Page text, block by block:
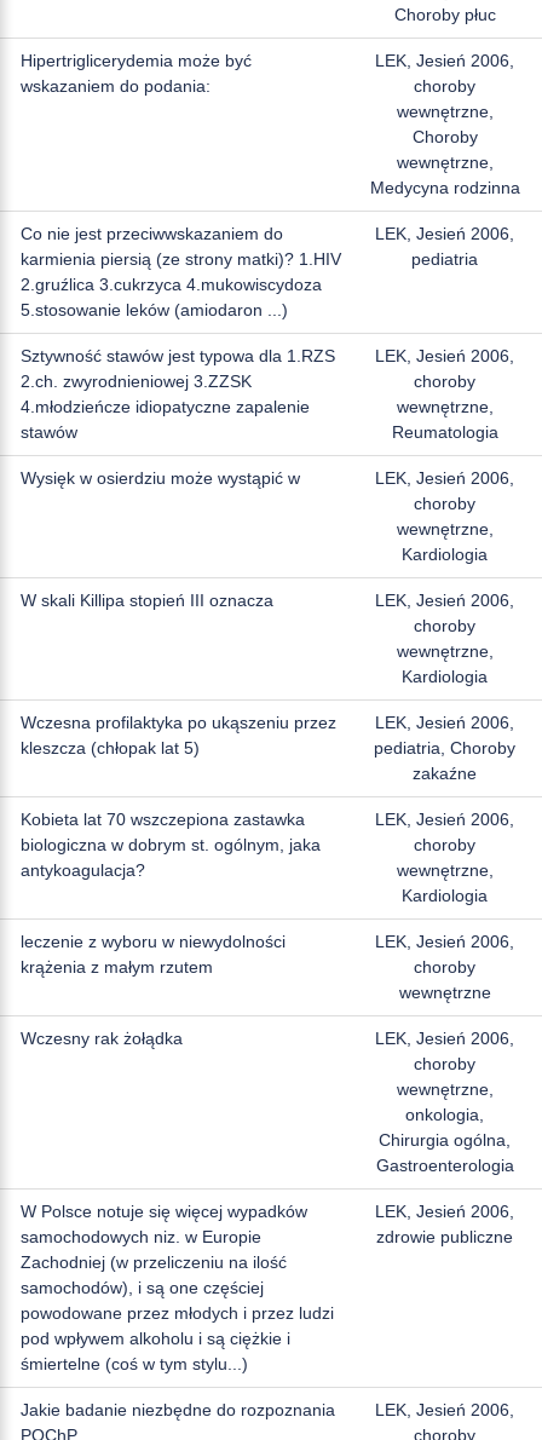
Choroby płuc
Hipertriglicerydemia może być
wskazaniem do podania:
LEK, Jesień 2006,
choroby
wewnętrzne,
Choroby
wewnętrzne,
Medycyna rodzinna
Co nie jest przeciwwskazaniem do
karmienia piersią (ze strony matki)? 1.HIV
2.gruźlica 3.cukrzyca 4.mukowiscydoza
5.stosowanie leków (amiodaron ...)
LEK, Jesień 2006,
pediatria
Sztywność stawów jest typowa dla 1.RZS
2.ch. zwyrodnieniowej 3.ZZSK
4.młodzieńcze idiopatyczne zapalenie
stawów
LEK, Jesień 2006,
choroby
wewnętrzne,
Reumatologia
Wysięk w osierdziu może wystąpić w
LEK, Jesień 2006,
choroby
wewnętrzne,
Kardiologia
W skali Killipa stopień III oznacza
LEK, Jesień 2006,
choroby
wewnętrzne,
Kardiologia
Wczesna profilaktyka po ukąszeniu przez
kleszcza (chłopak lat 5)
LEK, Jesień 2006,
pediatria, Choroby
zakaźne
Kobieta lat 70 wszczepiona zastawka
biologiczna w dobrym st. ogólnym, jaka
antykoagulacja?
LEK, Jesień 2006,
choroby
wewnętrzne,
Kardiologia
leczenie z wyboru w niewydolności
krążenia z małym rzutem
LEK, Jesień 2006,
choroby
wewnętrzne
Wczesny rak żołądka
LEK, Jesień 2006,
choroby
wewnętrzne,
onkologia,
Chirurgia ogólna,
Gastroenterologia
W Polsce notuje się więcej wypadków
samochodowych niz. w Europie
Zachodniej (w przeliczeniu na ilość
samochodów), i są one częściej
powodowane przez młodych i przez ludzi
pod wpływem alkoholu i są ciężkie i
śmiertelne (coś w tym stylu...)
LEK, Jesień 2006,
zdrowie publiczne
Jakie badanie niezbędne do rozpoznania
POChP
LEK, Jesień 2006,
choroby